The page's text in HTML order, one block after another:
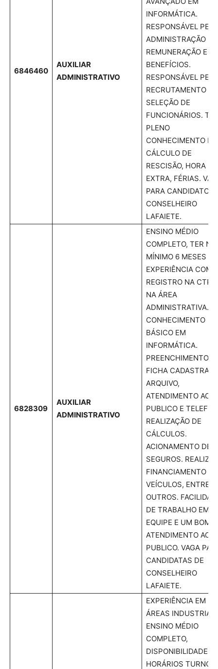
6846460
AUXILIAR
ADMINISTRATIVO
INFORMÁTICA.
RESPONSÁVEL PELA
ADMINISTRAÇÃO DA
REMUNERAÇÃO E
BENEFÍCIOS.
RESPONSÁVEL PELO
RECRUTAMENTO E
SELEÇÃO DE
FUNCIONÁRIOS.
PLENO
CONHECIMENTO EM
CÁLCULO DE
RESCISÃO, HORA
EXTRA, FÉRIAS.
PARA CANDIDATOS
CONSELHEIRO
LAFAIETE.
6828309
AUXILIAR
ADMINISTRATIVO
ENSINO MÉDIO
COMPLETO, TER NO
MÍNIMO 6 MESES DE
EXPERIÊNCIA COM
REGISTRO NA CTPS
NA ÁREA
ADMINISTRATIVA.
CONHECIMENTO
BÁSICO EM
INFORMÁTICA.
PREENCHIMENTO
FICHA CADASTRAL,
ARQUIVO,
ATENDIMENTO AO
PUBLICO E
REALIZAÇÃO DE
CÁLCULOS.
ACIONAMENTO DE
SEGUROS.
FINANCIAMENTO DE
VEÍCULOS, ENTRE
OUTROS.
DE TRABALHO EM
EQUIPE E UM BOM
ATENDIMENTO AO
PUBLICO. VAGA
CANDIDATAS DE
CONSELHEIRO
LAFAIETE.
EXPERIÊNCIA EM
ÁREAS
ENSINO MÉDIO
COMPLETO,
DISPONIBILIDADE
HORÁRIOS TURNO